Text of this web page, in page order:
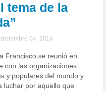
tema de la
04, 2014
Francisco se reunió en
con las organizaciones
y populares del mundo y
luchar por aquello que